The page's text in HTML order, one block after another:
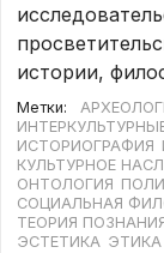
истории,
Метки:
ИСТОРИОГРАФИЯ
КУЛЬТУРНОЕ
ОНТОЛОГИЯ
СОЦИАЛЬНАЯ
ТЕОРИЯ
ЭСТЕТИКА ЭТИКА